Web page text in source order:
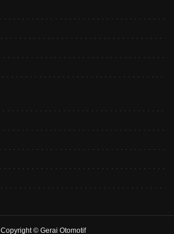
Copyright © Gerai Otomotif